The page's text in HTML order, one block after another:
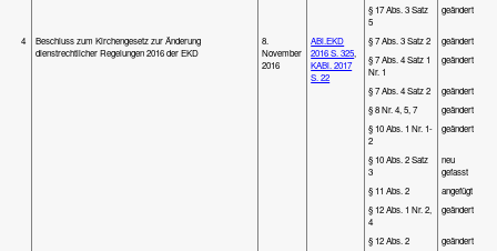
§ 17 Abs. 3 Satz
5
geändert
4
Beschluss zum Kirchengesetz zur Änderung
dienstrechtlicher Regelungen 2016 der EKD
8.
November
2016
ABl.EKD
2016 S. 325
KABl. 2017
S. 22
§ 7 Abs. 3 Satz 2
geändert
§ 7 Abs. 4 Satz 1
Nr. 1
geändert
§ 7 Abs. 4 Satz 2
geändert
§ 8 Nr. 4, 5, 7
geändert
§ 10 Abs. 1 Nr. 1-
2
geändert
§ 10 Abs. 2 Satz
3
neu
gefasst
§ 11 Abs. 2
angefügt
§ 12 Abs. 1 Nr. 2,
4
geändert
§ 12 Abs. 2
geändert